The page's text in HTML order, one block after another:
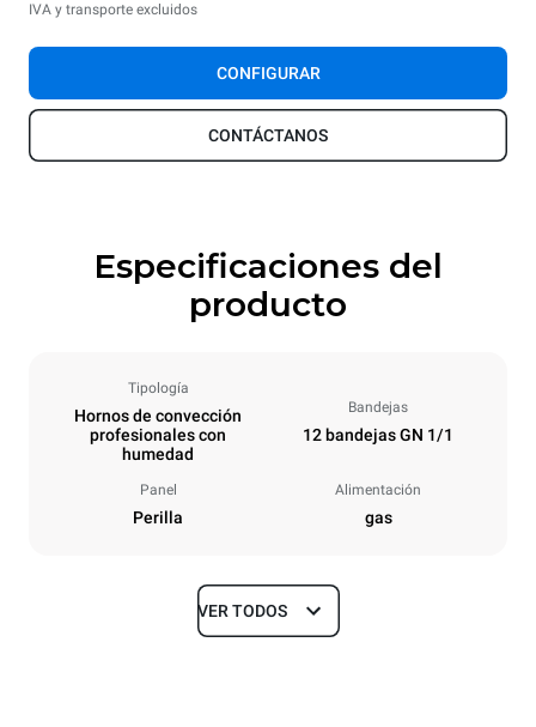
IVA y transporte excluidos
CONFIGURAR
CONTÁCTANOS
Especificaciones del
producto
Tipología
Hornos de convección
profesionales con
humedad
Bandejas
12 bandejas GN 1/1
Panel
Perilla
Alimentación
gas
Tamaños
VER TODOS